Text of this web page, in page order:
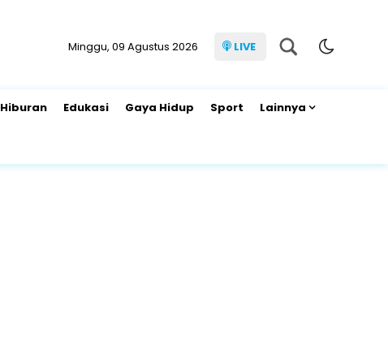
Minggu, 09 Agustus 2026 LIVE
Hiburan Edukasi Gaya Hidup Sport Lainnya